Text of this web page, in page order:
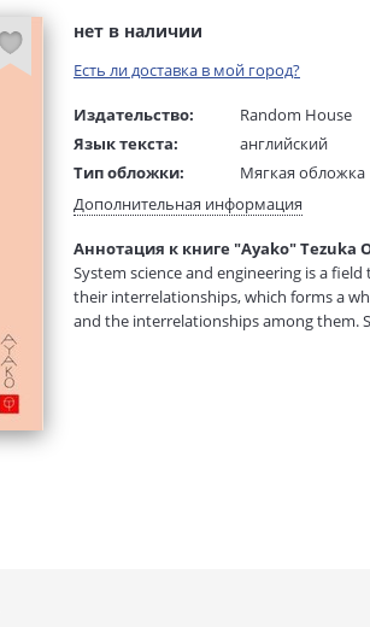
нет в наличии
Есть ли доставка в мой город?
Издательство:
Random House
Язык текста:
английский
Тип обложки:
Мягкая обложка
Размеры в мм
160x210x50
Вес: 1 гр.
Дополнительная информация
Аннотация к книге "Ayako" Tezuka
System science and engineering is a
their interrelationships, which forms a
and the interrelationships among them.